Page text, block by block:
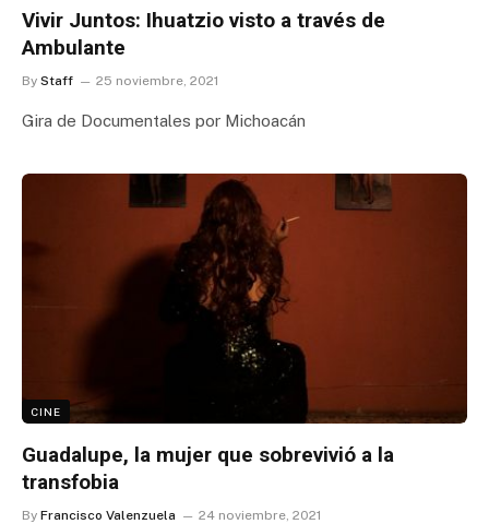
Vivir Juntos: Ihuatzio visto a través de
Ambulante
By Staff 25 noviembre, 2021
Gira de Documentales por Michoacán
CINE
Guadalupe, la mujer que sobrevivió a la
transfobia
By Francisco Valenzuela 24 noviembre, 2021